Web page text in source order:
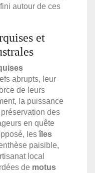
autour de ces
et
abrupts, leur
de leurs
la puissance
des
en quête
lesîles
paisible,
local
de motus